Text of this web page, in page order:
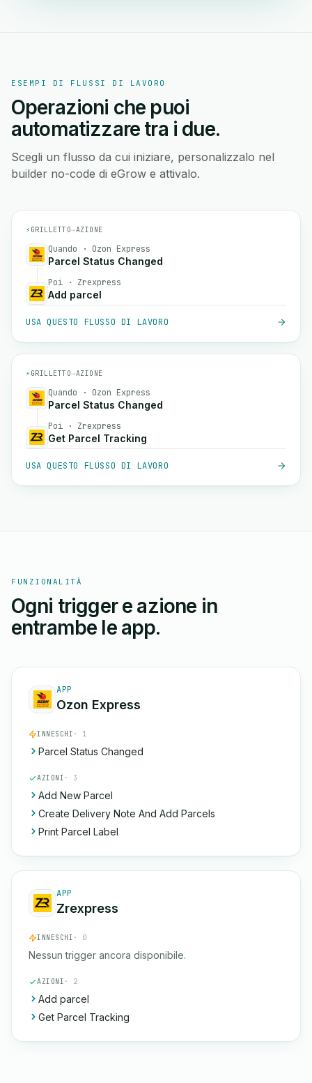
ESEMPI DI FLUSSI DI LAVORO
Operazioni che puoi
automatizzare tra i due.
Scegli un flusso da cui iniziare, personalizzalo nel
builder no-code di eGrow e attivalo.
⚡ GRILLETTO→AZIONE
Quando · Ozon Express
Parcel Status Changed
Poi · Zrexpress
Add parcel
USA QUESTO FLUSSO DI LAVORO
⚡ GRILLETTO→AZIONE
Quando · Ozon Express
Parcel Status Changed
Poi · Zrexpress
Get Parcel Tracking
USA QUESTO FLUSSO DI LAVORO
FUNZIONALITÀ
Ogni trigger e azione in
entrambe le app.
APP
Ozon Express
INNESCHI · 1
Parcel Status Changed
AZIONI · 3
Add New Parcel
Create Delivery Note And Add Parcels
Print Parcel Label
APP
Zrexpress
INNESCHI · 0
Nessun trigger ancora disponibile.
AZIONI · 2
Add parcel
Get Parcel Tracking